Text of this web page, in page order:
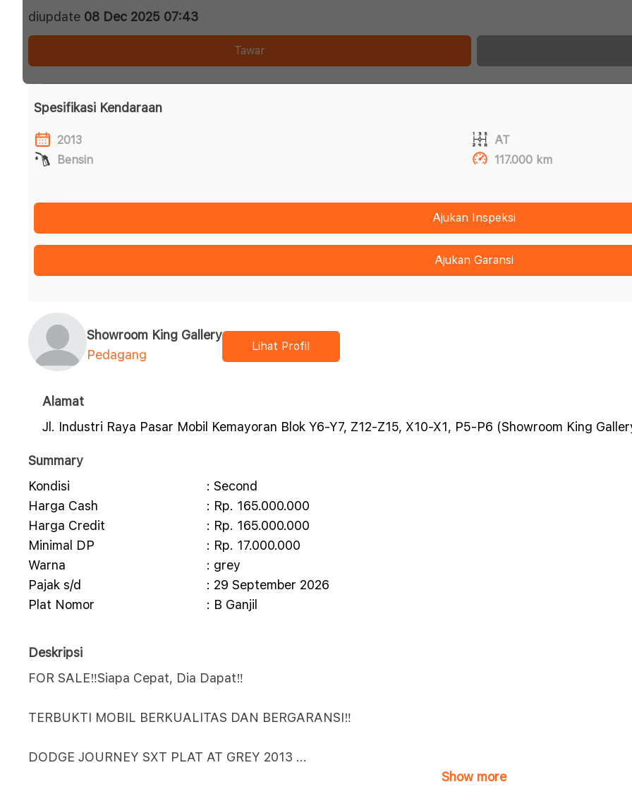
diupdate 08 Dec 2025 07:43
Tawar
Spesifikasi Kendaraan
2013
AT
Bensin
117.000 km
Ajukan Inspeksi
Ajukan Garansi
Showroom King Gallery
Pedagang
Lihat Profil
Alamat
Jl. Industri Raya Pasar Mobil Kemayoran Blok Y6-Y7, Z12-Z15, X10-X1, P5-P6 (Showroom King
Summary
Kondisi
: Second
Harga Cash
: Rp. 165.000.000
Harga Credit
: Rp. 165.000.000
Minimal DP
: Rp. 17.000.000
Warna
: grey
Pajak s/d
: 29 September 2026
Plat Nomor
: B Ganjil
Deskripsi
FOR SALE‼️Siapa Cepat, Dia Dapat‼️
TERBUKTI MOBIL BERKUALITAS DAN BERGARANSI‼️
DODGE JOURNEY SXT PLAT AT GREY 2013 ...
Show more